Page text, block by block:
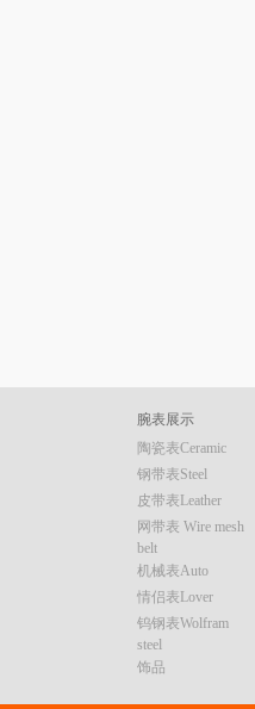
腕表展示
陶瓷表Ceramic
钢带表Steel
皮带表Leather
网带表 Wire mesh
belt
机械表Auto
情侣表Lover
钨钢表Wolfram
steel
饰品